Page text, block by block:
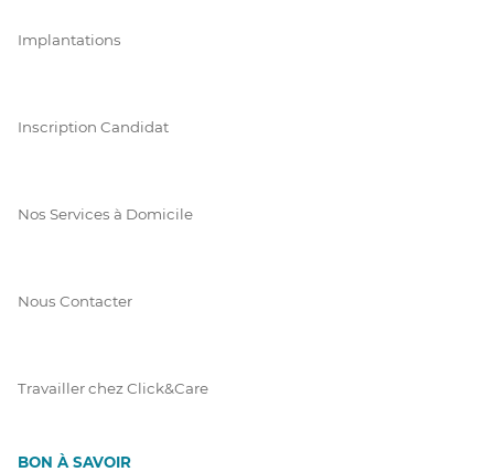
Implantations
Inscription Candidat
Nos Services à Domicile
Nous Contacter
Travailler chez Click&Care
BON À SAVOIR